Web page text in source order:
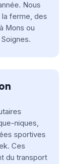
Nous
ferme, des
Mons ou
niques,
sportives
Ces
du transport